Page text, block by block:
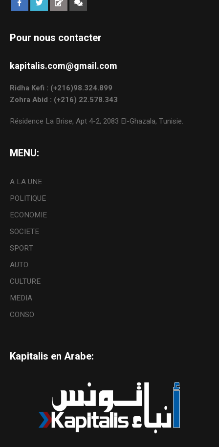
Pour nous contacter
kapitalis.com@gmail.com
Ridha Kefi : (+216)98.324.899
Zohra Abid : (+216) 22.578.343
Résidence La Brise, Apt 4-2, 2083 El-Ghazala, Tunisie.
MENU:
A LA UNE
POLITIQUE
ECONOMIE
SOCIETE
SPORT
AUTO
CULTURE
MEDIA
CONSO
Kapitalis en Arabe: